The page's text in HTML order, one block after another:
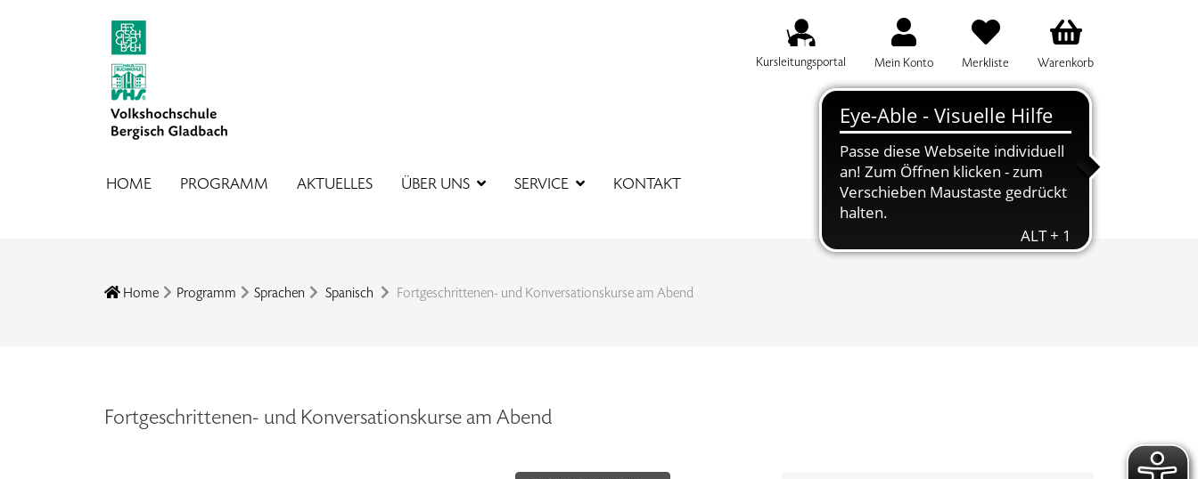
Kursleitungsportal Mein Konto Merkliste Warenkorb
HOME PROGRAMM AKTUELLES ÜBER UNS SERVICE KONTAKT
SUCHBEGRIFF FÜR DIE KURSSUCHE EINGEBEN
Home Programm Sprachen Spanisch Fortgeschrittenen- und Konversationskurse am Abend
Fortgeschrittenen- und Konversationskurse am Abend